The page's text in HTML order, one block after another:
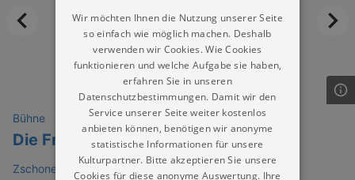
Bühne
Die Froschprinzessin
Zschoner Mühle
Wir möchten Ihnen die Nutzung unserer Seite
so einfach wie möglich machen. Deshalb
verwenden wir Cookies. Wie Cookies
funktionieren und welche Aufgabe sie haben,
erfahren Sie in unseren
Datenschutzbestimmungen. Damit wir den
Service unserer Seite weiter kostenlos
anbieten können, benötigen wir anonyme
statistische Informationen für unsere
Kulturpartner. Bitte akzeptieren Sie unsere
Cookies für diese anonyme Auswertung. Ihre